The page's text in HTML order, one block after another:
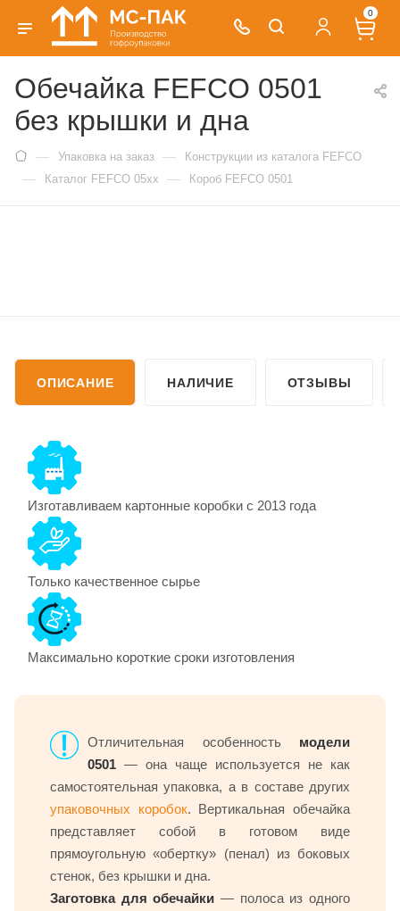
0
Обечайка FEFCO 0501
без крышки и дна
— Упаковка на заказ — Конструкции из каталога FEFCO
— Каталог FEFCO 05xx — Короб FEFCO 0501
ОПИСАНИЕ НАЛИЧИЕ ОТЗЫВЫ
Изготавливаем картонные коробки с 2013 года
Только качественное сырье
Максимально короткие сроки изготовления
Отличительная особенность модели
0501 — она чаще используется не как
самостоятельная упаковка, а в составе других
упаковочных коробок. Вертикальная обечайка
представляет собой в готовом виде
прямоугольную «обертку» (пенал) из боковых
стенок, без крышки и дна.
Заготовка для обечайки — полоса из одного